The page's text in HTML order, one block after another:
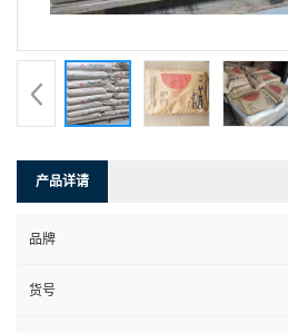
产品详请
品牌
货号